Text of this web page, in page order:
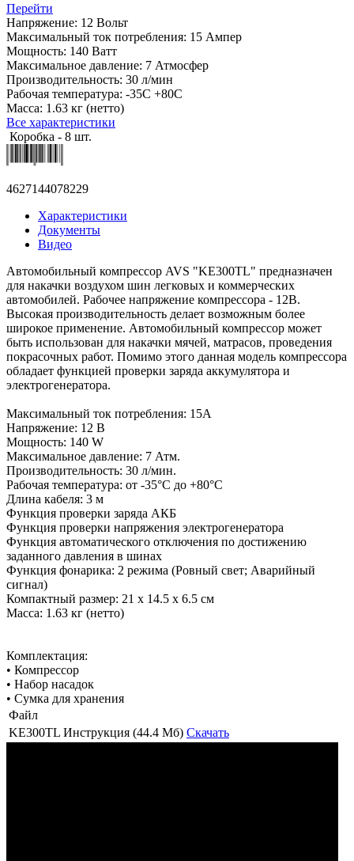
Перейти
Напряжение: 12 Вольт
Максимальный ток потребления: 15 Ампер
Мощность: 140 Ватт
Максимальное давление: 7 Атмосфер
Производительность: 30 л/мин
Рабочая температура: -35С +80С
Масса: 1.63 кг (нетто)
Все характеристики
Коробка - 8 шт.
4627144078229
Характеристики
Документы
Видео
Автомобильный компрессор AVS "KE300TL" предназначен
для накачки воздухом шин легковых и коммерческих
автомобилей. Рабочее напряжение компрессора - 12В.
Высокая производительность делает возможным более
широкое применение. Автомобильный компрессор может
быть использован для накачки мячей, матрасов, проведения
покрасочных работ. Помимо этого данная модель компрессора
обладает функцией проверки заряда аккумулятора и
электрогенератора.
Максимальный ток потребления: 15А
Напряжение: 12 В
Мощность: 140 W
Максимальное давление: 7 Атм.
Производительность: 30 л/мин.
Рабочая температура: от -35°С до +80°С
Длина кабеля: 3 м
Функция проверки заряда АКБ
Функция проверки напряжения электрогенератора
Функция автоматического отключения по достижению
заданного давления в шинах
Функция фонарика: 2 режима (Ровный свет; Аварийный
сигнал)
Компактный размер: 21 x 14.5 x 6.5 см
Масса: 1.63 кг (нетто)
Комплектация:
• Компрессор
• Набор насадок
• Сумка для хранения
Файл
KE300TL Инструкция (44.4 Мб) Скачать